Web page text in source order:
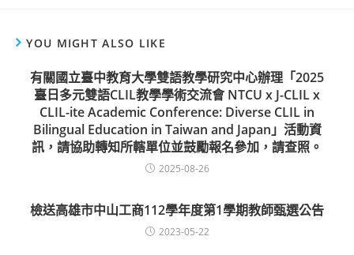
YOU MIGHT ALSO LIKE
有關國立臺中教育大學雙語教學研究中心辦理「2025
臺日多元雙語CLIL教學學術交流會 NTCU x J-CLIL x
CLIL-ite Academic Conference: Diverse CLIL in
Bilingual Education in Taiwan and Japan」活動資
訊，請協助轉知所轄單位並鼓勵報名參加，請查照。
2025-08-26
檢送高雄市中山工商112學年度第1學期教師甄選公告
2023-05-22